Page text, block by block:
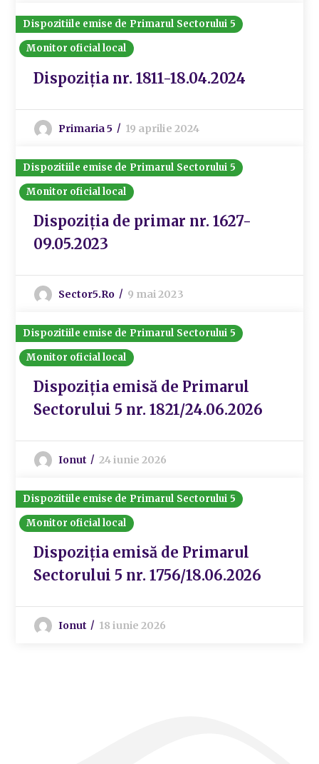
Dispozitiile emise de Primarul Sectorului 5
Monitor oficial local
Dispoziția nr. 1811-18.04.2024
Primaria 5 19 aprilie 2024
Dispozitiile emise de Primarul Sectorului 5
Monitor oficial local
Dispoziția de primar nr. 1627-
09.05.2023
Sector5.ro 9 mai 2023
Dispozitiile emise de Primarul Sectorului 5
Monitor oficial local
Dispoziția emisă de Primarul
Sectorului 5 nr. 1821/24.06.2026
Ionut 24 iunie 2026
Dispozitiile emise de Primarul Sectorului 5
Monitor oficial local
Dispoziția emisă de Primarul
Sectorului 5 nr. 1756/18.06.2026
Ionut 18 iunie 2026